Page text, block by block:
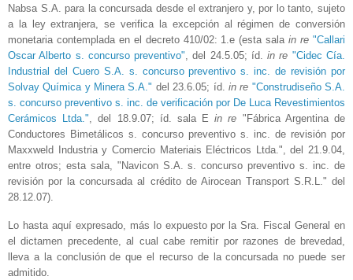
Nabsa S.A. para la concursada desde el extranjero y, por lo tanto, sujeto
a la ley extranjera, se verifica la excepción al régimen de conversión
monetaria contemplada en el decreto 410/02: 1.e (esta salain re"Callari
Oscar Alberto s. concurso preventivo", del 24.5.05; íd.in re "Cidec Cía.
Industrial del Cuero S.A. s. concurso preventivo s. inc. de revisión por
Solvay Química y Minera S.A." del 23.6.05; íd. in re "Construdiseño S.A.
s. concurso preventivo s. inc. de verificación por De Luca Revestimientos
Cerámicos Ltda.", del 18.9.07; íd. sala Ein re "Fábrica Argentina de
Conductores Bimetálicos s. concurso preventivo s. inc. de revisión por
Maxxweld Industria y Comercio Materiais Eléctricos Ltda.", del 21.9.04,
entre otros; esta sala, "Navicon S.A. s. concurso preventivo s. inc. de
revisión por la concursada al crédito de Airocean Transport S.R.L." del
28.12.07).
Lo hasta aquí expresado, más lo expuesto por la Sra. Fiscal General en
el dictamen precedente, al cual cabe remitir por razones de brevedad,
lleva a la conclusión de que el recurso de la concursada no puede ser
admitido.